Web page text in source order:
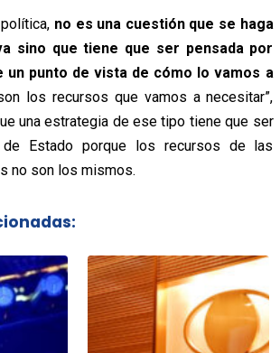
no es una cuestión que se haga
sino que tiene que ser pensada por
un punto de vista de cómo lo vamos a
los recursos que vamos a necesitar”,
una estrategia de ese tipo tiene que ser
Estado porque los recursos de las
no son los mismos.